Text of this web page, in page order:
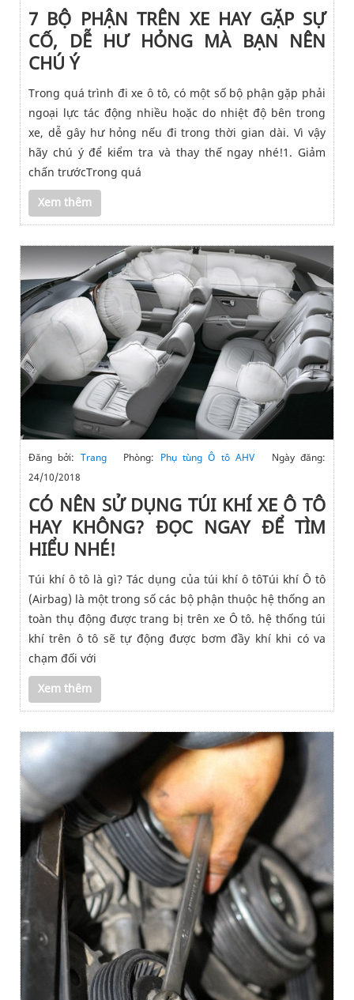
7 BỘ PHẬN TRÊN XE HAY GẶP SỰ
CỐ, DỄ HƯ HỎNG MÀ BẠN NÊN
CHÚ Ý
Trong quá trình đi xe ô tô, có một số bộ phận gặp phải
ngoại lực tác động nhiều hoặc do nhiệt độ bên trong
xe, dễ gây hư hỏng nếu đi trong thời gian dài. Vì vậy
hãy chú ý để kiểm tra và thay thế ngay nhé!1. Giảm
chấn trướcTrong quá
Xem thêm
Đăng bởi: TrangPhòng: Phụ tùng Ô tô AHVNgày đăng:
24/10/2018
CÓ NÊN SỬ DỤNG TÚI KHÍ XE Ô TÔ
HAY KHÔNG? ĐỌC NGAY ĐỂ TÌM
HIỂU NHÉ!
Túi khí ô tô là gì? Tác dụng của túi khí ô tôTúi khí Ô tô
(Airbag) là một trong số các bộ phận thuộc hệ thống an
toàn thụ động được trang bị trên xe Ô tô. hệ thống túi
khí trên ô tô sẽ tự động được bơm đầy khí khi có va
chạm đối với
Xem thêm